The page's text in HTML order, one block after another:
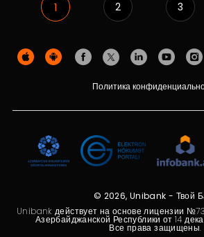
1 2 3
Политика
© 2026, Unibank - Твой
Unibank действует на основе лицензии
Азербайджанской Республики от 14
Все права защищены.